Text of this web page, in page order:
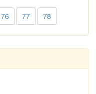
76 77 78